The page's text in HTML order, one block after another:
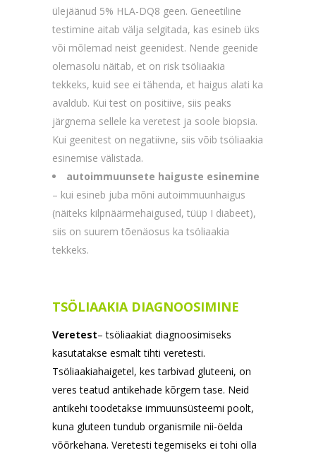
ülejäänud 5% HLA-DQ8 geen. Geneetiline
testimine aitab välja selgitada, kas esineb üks
või mõlemad neist geenidest. Nende geenide
olemasolu näitab, et on risk tsöliaakia
tekkeks, kuid see ei tähenda, et haigus alati ka
avaldub. Kui test on positiive, siis peaks
järgnema sellele ka veretest ja soole biopsia.
Kui geenitest on negatiivne, siis võib tsöliaakia
esinemise välistada.
autoimmuunsete haiguste esinemine
– kui esineb juba mõni autoimmuunhaigus
(näiteks kilpnäärmehaigused, tüüp I diabeet),
siis on suurem tõenäosus ka tsöliaakia
tekkeks.
TSÖLIAAKIA DIAGNOOSIMINE
Veretest– tsöliaakiat diagnoosimiseks
kasutatakse esmalt tihti veretesti.
Tsöliaakiahaigetel, kes tarbivad gluteeni, on
veres teatud antikehade kõrgem tase. Neid
antikehi toodetakse immuunsüsteemi poolt,
kuna gluteen tundub organismile nii-öelda
võõrkehana. Veretesti tegemiseks ei tohi olla